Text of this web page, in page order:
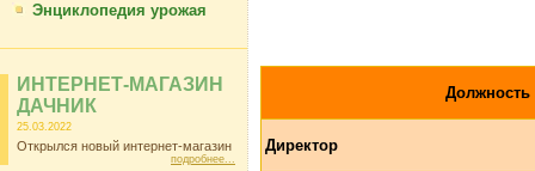
Энциклопедия урожая
ИНТЕРНЕТ-МАГАЗИН
ДАЧНИК
25.03.2022
Открылся новый интернет-магазин
подробнее...
Должность
Директор